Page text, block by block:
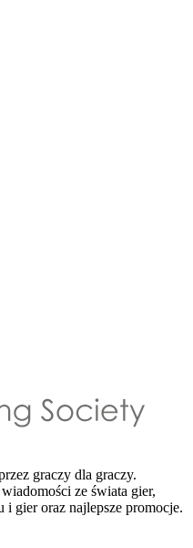
graczy dla graczy.
ze świata gier,
i gier oraz najlepsze promocje.